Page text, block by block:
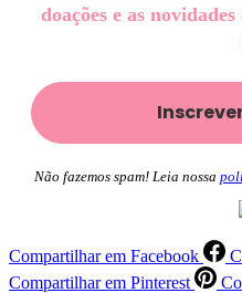
doações e as
Não fazemos spam! Leia nossa
Compartilhar em Facebook
Compartilhar em Pinterest